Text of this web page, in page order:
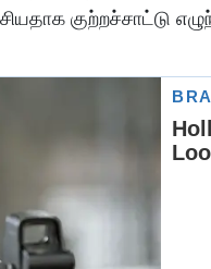
குற்றச்சாட்டு